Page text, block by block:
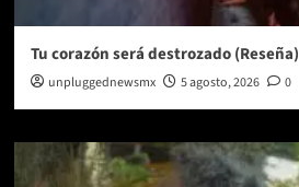
Tu corazón será destrozado (Reseña)
unpluggednewsmx 5 agosto, 2026 0